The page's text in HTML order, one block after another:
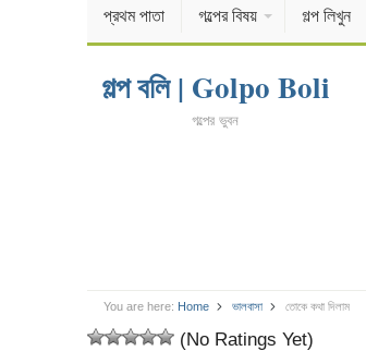
প্রথম পাতা গল্পের বিষয় গল্প লিখুন
গল্প বলি | Golpo Boli
গল্পের ভুবন
You are here: Home ভালবাসা তোকে কথা দিলাম
(No Ratings Yet)